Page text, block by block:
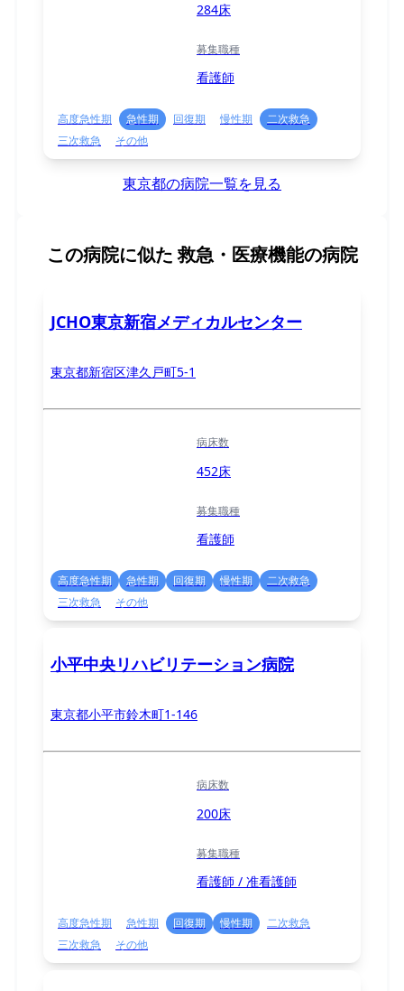
284床
募集職種
看護師
高度急性期 急性期 回復期 慢性期
二次救急
三次救急
その他
東京都の病院一覧を見る
この病院に似た 救急・医療機能の病院
JCHO東京新宿メディカルセンター
東京都新宿区津久戸町5-1
病床数
452床
募集職種
看護師
高度急性期 急性期 回復期 慢性期
二次救急
三次救急
その他
小平中央リハビリテーション病院
東京都小平市鈴木町1-146
病床数
200床
募集職種
看護師 / 准看護師
高度急性期 急性期 回復期 慢性期
二次救急
三次救急
その他